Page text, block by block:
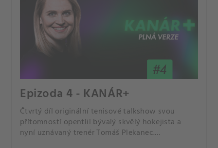
Epizoda 4 - KANÁR+
Čtvrtý díl originální tenisové talkshow svou
přítomností opentlil bývalý skvělý hokejista a
nyní uznávaný trenér Tomáš Plekanec.